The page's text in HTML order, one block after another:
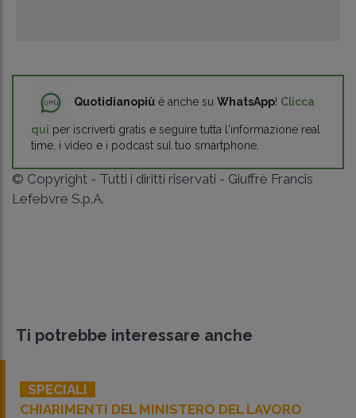
Quotidianopiù è anche su WhatsApp! Clicca
qui per iscriverti gratis e seguire tutta l'informazione real
time, i video e i podcast sul tuo smartphone.
© Copyright - Tutti i diritti riservati - Giuffrè Francis
Lefebvre S.p.A.
Ti potrebbe interessare anche
SPECIALI
CHIARIMENTI DEL MINISTERO DEL LAVORO